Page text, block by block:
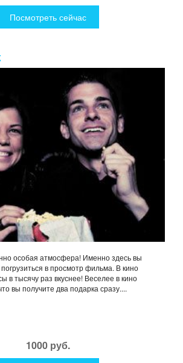
Посмотреть сейчас
особая атмосфера! Именно здесь вы
в просмотр фильма. В кино
в тысячу раз вкуснее! Веселее в кино
вы получите два подарка сразу....
1000 руб.